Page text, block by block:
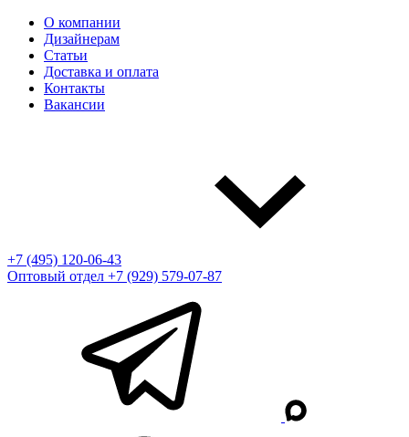
О компании
Дизайнерам
Статьи
Доставка и оплата
Контакты
Вакансии
+7 (495) 120-06-43
Оптовый отдел +7 (929) 579-07-87